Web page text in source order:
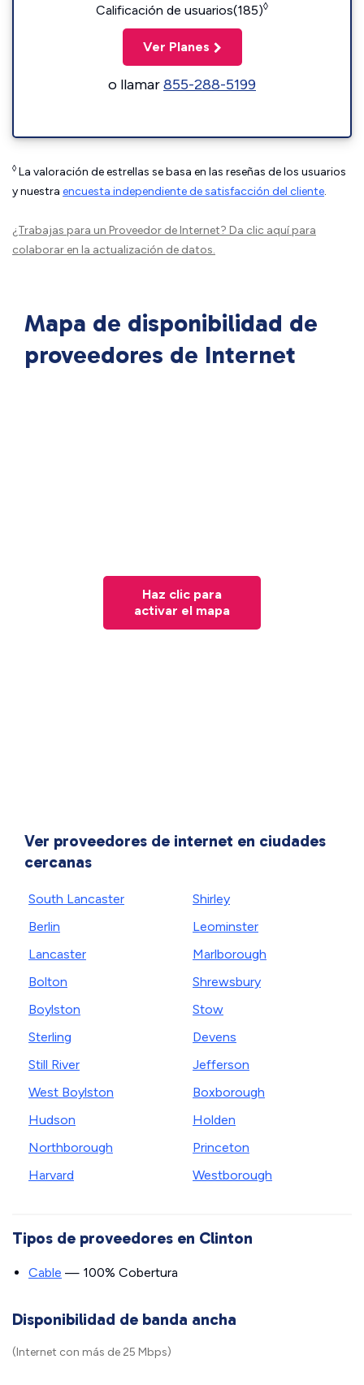
Calificación de usuarios(185)◊
Ver Planes
o llamar855-288-5199
◊ La valoración de estrellas se basa en las reseñas de los usuarios
y nuestra encuesta independiente de satisfacción del cliente.
¿Trabajas para un Proveedor de Internet? Da clic aquípara
colaborar en la actualización de datos.
Mapa de disponibilidad de
proveedores de Internet
Haz clic para
activar el mapa
Ver proveedores de internet en ciudades
cercanas
South Lancaster
Berlin
Lancaster
Bolton
Boylston
Sterling
Still River
West Boylston
Hudson
Northborough
Harvard
Shirley
Leominster
Marlborough
Shrewsbury
Stow
Devens
Jefferson
Boxborough
Holden
Princeton
Westborough
Tipos de proveedores en Clinton
Cable — 100% Cobertura
Disponibilidad de banda ancha
(Internet con más de 25 Mbps)